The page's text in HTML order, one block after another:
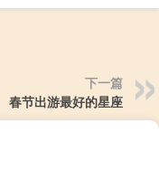
下一篇
春节出游最好的星座